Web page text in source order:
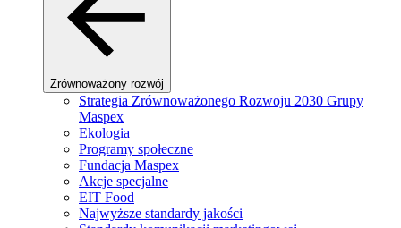
Zrównoważony rozwój
Strategia Zrównoważonego Rozwoju 2030 Grupy
Maspex
Ekologia
Programy społeczne
Fundacja Maspex
Akcje specjalne
EIT Food
Najwyższe standardy jakości